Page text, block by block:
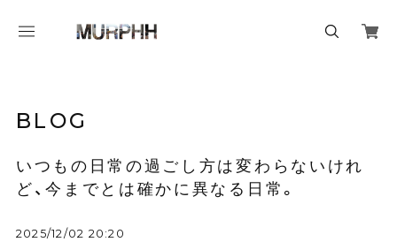
BLOG
いつもの日常の過ごし方は変わらないけれ
ど、今までとは確かに異なる日常。
2025/12/02 20:20